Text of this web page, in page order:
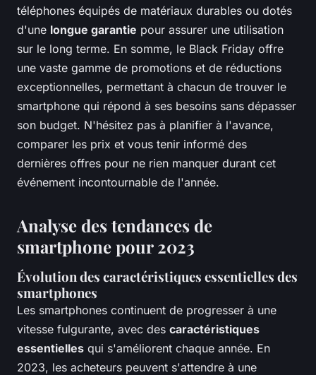
téléphones équipés de matériaux durables ou dotés
d'une longue garantie pour assurer une utilisation
sur le long terme. En somme, le Black Friday offre
une vaste gamme de promotions et de réductions
exceptionnelles, permettant à chacun de trouver le
smartphone qui répond à ses besoins sans dépasser
son budget. N'hésitez pas à planifier à l'avance,
comparer les prix et vous tenir informé des
dernières offres pour ne rien manquer durant cet
événement incontournable de l'année.
Analyse des tendances de
smartphone pour 2023
Évolution des caractéristiques essentielles des
smartphones
Les smartphones continuent de progresser à une
vitesse fulgurante, avec des caractéristiques
essentielles qui s'améliorent chaque année. En
2023, les acheteurs peuvent s'attendre à une